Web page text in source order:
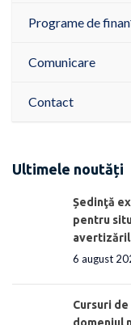
Programe de
Comunicare
Contact
Ultimele noutăți
Ședinţă
pentru
6 august
Cursuri